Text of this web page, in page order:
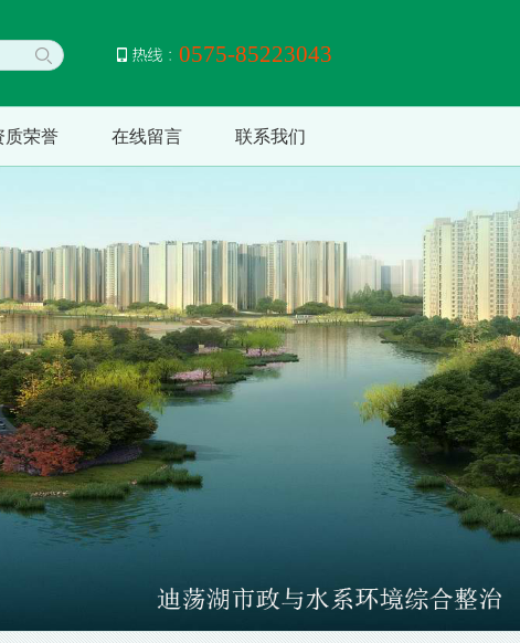
0575-85223043
质荣誉 在线留言 联系我们